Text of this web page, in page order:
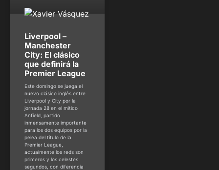
Liverpool –
Manchester
City: El clásico
que definirá la
Premier League
Este domingo se juega el
nuevo clásico inglés entre
Liverpool y City por la
jornada 28 en el mitico
Anfield, partido
inmensamente importante
para los dos equipos por la
pelea del título de la
Premier League,
actualmente los reds son
primeros y los celestes
segundos, con diferencia